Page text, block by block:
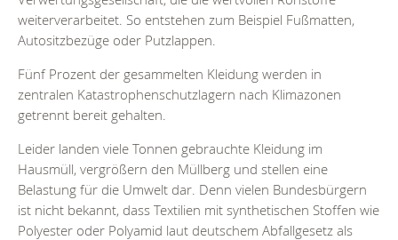
weiterverarbeitet. So entstehen zum Beispiel Fußmatten,
Autositzbezüge oder Putzlappen.
Fünf Prozent der gesammelten Kleidung werden in
zentralen Katastrophenschutzlagern nach Klimazonen
getrennt bereit gehalten.
Leider landen viele Tonnen gebrauchte Kleidung im
Hausmüll, vergrößern den Müllberg und stellen eine
Belastung für die Umwelt dar. Denn vielen Bundesbürgern
ist nicht bekannt, dass Textilien mit synthetischen Stoffen wie
Polyester oder Polyamid laut deutschem Abfallgesetz als